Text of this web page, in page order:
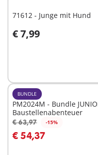
71612 - Junge mit Hund
€ 7,99
In den Warenkorb
BUNDLE
PM2024M - Bundle
Baustellenabenteuer
€ 63,97 -15%
€ 54,37
In den Warenkorb